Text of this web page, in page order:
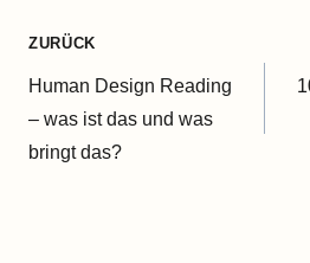
ZURÜCK
Human Design Reading
– was ist das und was
bringt das?